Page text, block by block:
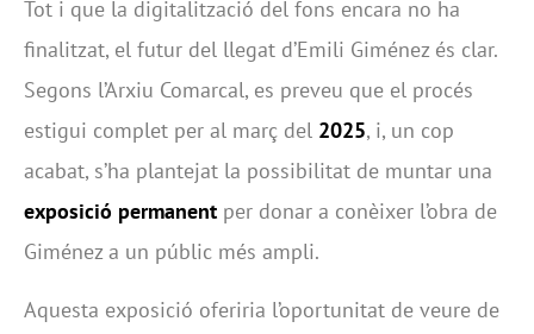
Tot i que la digitalització del fons encara no ha
finalitzat, el futur del llegat d’Emili Giménez és clar.
Segons l’Arxiu Comarcal, es preveu que el procés
estigui complet per al març del 2025, i, un cop
acabat, s’ha plantejat la possibilitat de muntar una
exposició permanent per donar a conèixer l’obra de
Giménez a un públic més ampli.
Aquesta exposició oferiria l’oportunitat de veure de